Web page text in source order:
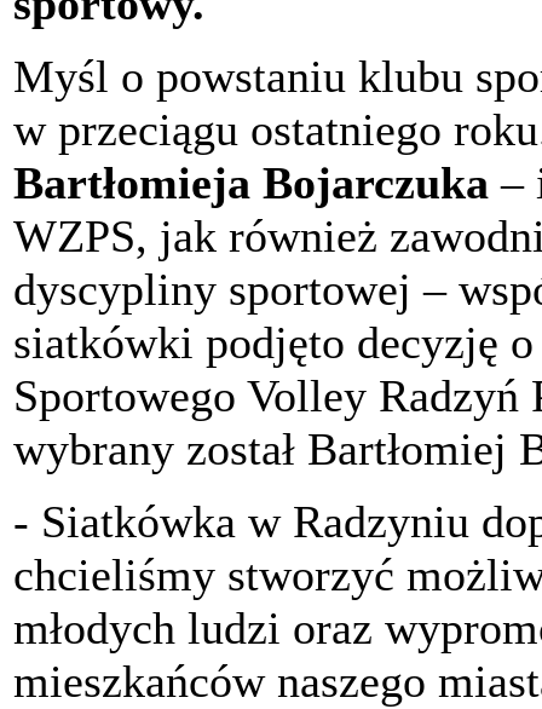
Myśl o powstaniu klubu
w przeciągu ostatniego
Bartłomieja Bojarczuka –
WZPS, jak również
dyscypliny sportowej –
siatkówki podjęto decyzję
Sportowego Volley Radzyń
wybrany został Bartłomiej
- Siatkówka w Radzyniu
chcieliśmy stworzyć
młodych ludzi oraz
mieszkańców naszego